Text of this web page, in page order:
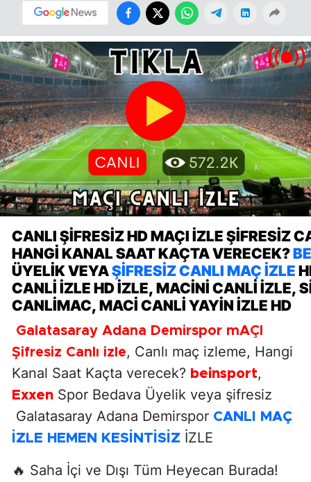
CANLI ŞIFRESIZ HD MAÇI IZLE ŞIFRESIZ
HANGI KANAL SAAT KAÇTA VERECEK?
ÜYELIK VEYAŞIFRESIZ CANLI MAÇ İZLE
CANLI IZLE HD IZLE, MACINI CANLI IZLE,
CANLIMAC, MACI CANLI YAYIN IZLE HD
Galatasaray Adana Demirspor mAÇI
Şifresiz Canlı izle, Canlı maç izleme, Hangi
Kanal Saat Kaçta verecek? beinsport,
Exxen Spor Bedava Üyelik veya şifresiz
Galatasaray Adana Demirspor CANLI MAÇ
İZLE HEMEN KESİNTİSİZ İZLE
🔥 Saha İçi ve Dışı Tüm Heyecan Burada!